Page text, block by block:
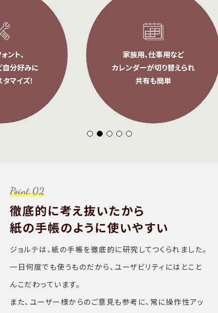
に
！
家族用、仕事用など
カレンダーが切り替えられ
共有も簡単
徹底的に考え抜いたから
紙の手帳のように使いやすい
ジョルテは、紙の手帳を徹底的に研究してつくられました。
一日何度でも使うものだから、ユーザビリティにはとこと
んこだわっています。
また、ユーザー様からのご意見も参考に、常に操作性アッ